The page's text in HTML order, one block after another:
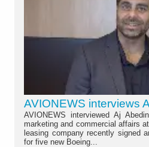
AVIONEWS interviews
AVIONEWS interviewed Aj
marketing and commercial affairs
leasing company recently signed
for five new Boeing...